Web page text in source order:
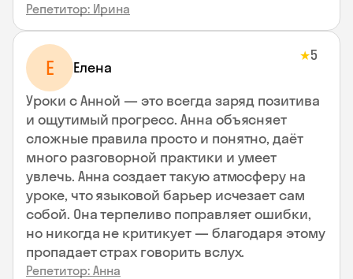
Репетитор: Ирина
Е Елена
★5
Уроки с Анной — это всегда заряд позитива
и ощутимый прогресс. Анна объясняет
сложные правила просто и понятно, даёт
много разговорной практики и умеет
увлечь. Анна создает такую атмосферу на
уроке, что языковой барьер исчезает сам
собой. Она терпеливо поправляет ошибки,
но никогда не критикует — благодаря этому
пропадает страх говорить вслух.
Репетитор: Анна